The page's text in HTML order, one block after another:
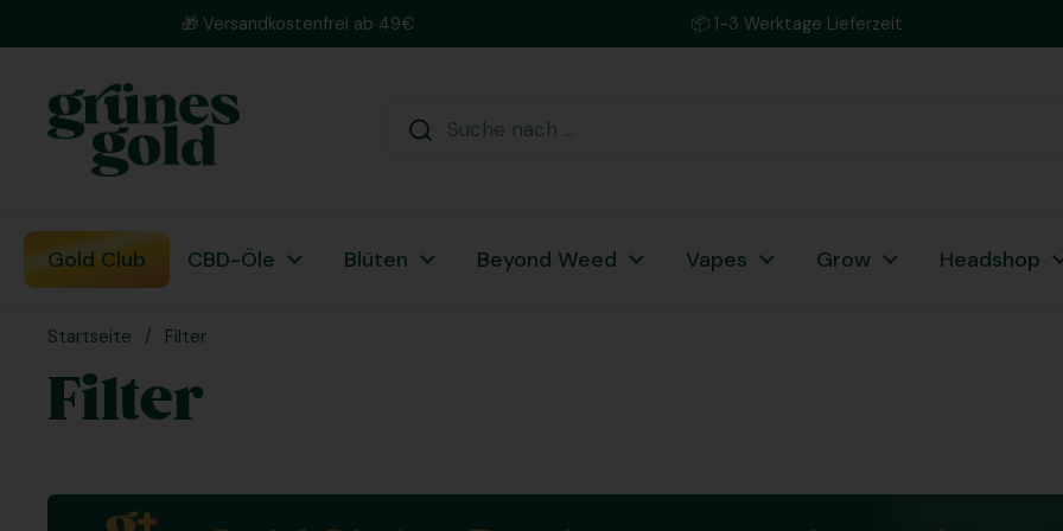
Zum Inhalt springen🎁 Versandkostenfrei ab 49€ 📦 1-3 Werktage Lieferzeit
Gold Club CBD-Öle Blüten Beyond Weed Vapes Grow Headshop
Startseite / Filter
Filter